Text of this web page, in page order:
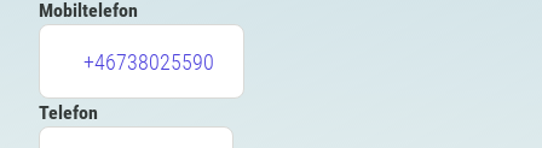
Mobiltelefon
+46738025590
Telefon